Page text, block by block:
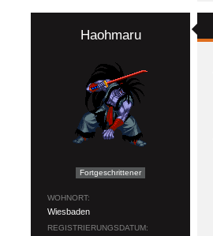
Haohmaru
Fortgeschrittener
WOHNORT
Wiesbaden
REGISTRIERUNGSDATUM